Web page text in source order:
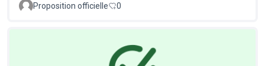
Proposition officielle 0